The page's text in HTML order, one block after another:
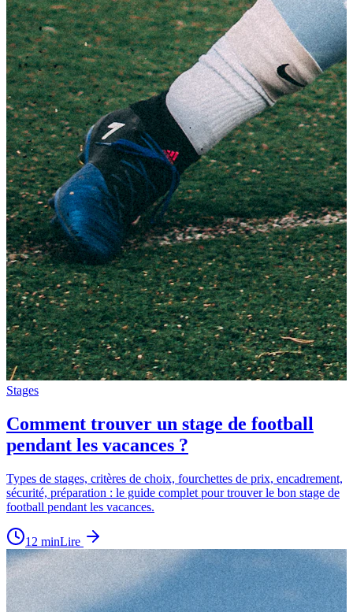
Stages
Comment trouver un stage de football
pendant les vacances ?
Types de stages, critères de choix, fourchettes de prix, encadrement,
sécurité, préparation : le guide complet pour trouver le bon stage de
football pendant les vacances.
12 minLire